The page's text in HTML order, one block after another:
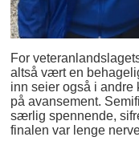
For
altså vært en
inn seier også i andre
på avansement.
særlig spennende,
finalen var lenge